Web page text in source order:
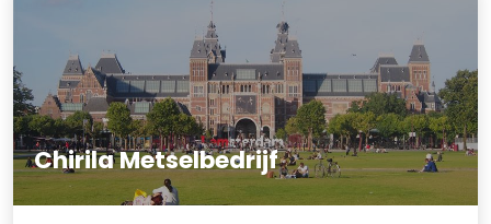
Chirila Metselbedrijf